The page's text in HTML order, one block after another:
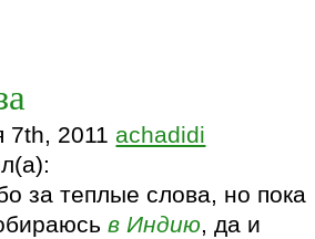
7th, 2011 achadidi
за теплые слова, но пока
в Индию, да и